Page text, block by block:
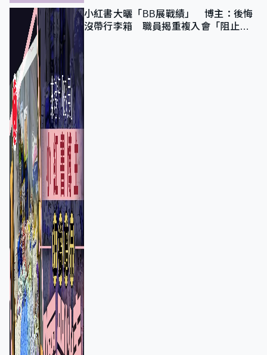
小紅書大曬「BB展戰績」 博主：後悔
沒帶行李箱 職員揭重複入會「阻止唔